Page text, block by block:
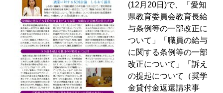
(12月20日)で、「愛知
県教育委員会教育長給
与条例等の一部改正に
ついて」「職員の給与
に関する条例等の一部
改正について」「訴え
の提起について（奨学
金貸付金返還請求事